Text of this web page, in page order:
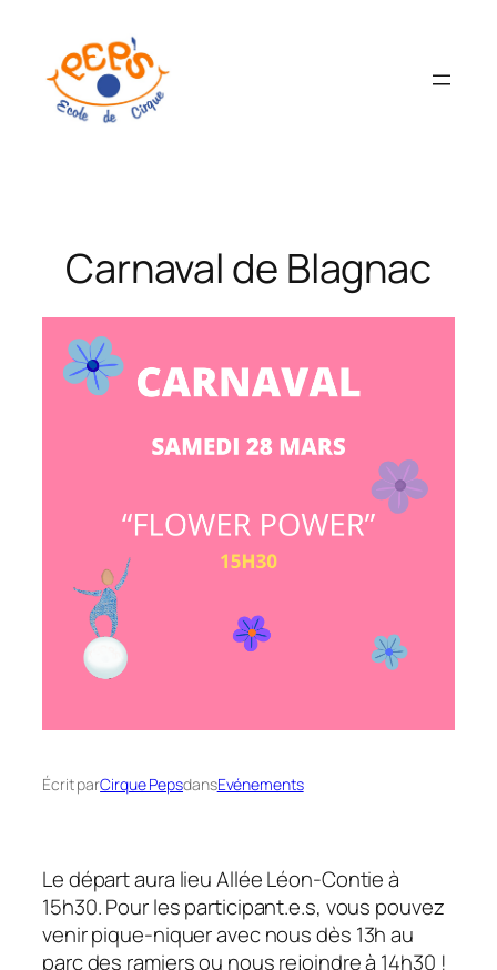
contenu
Carnaval de Blagnac
Écrit parCirque PepsdansEvénements
Le départ aura lieu Allée Léon-Contie à
15h30. Pour les participant.e.s, vous pouvez
venir pique-niquer avec nous dès 13h au
parc des ramiers ou nous rejoindre à 14h30 !